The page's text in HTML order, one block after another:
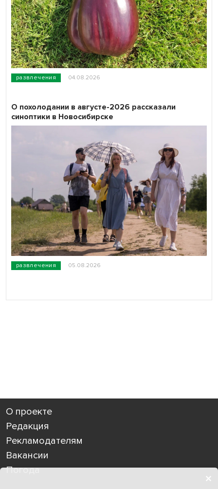
развлечения 04.08.2026
развлечения 05.08.2026
О похолодании в августе-2026 рассказали
синоптики в Новосибирске
О проекте
Редакция
Рекламодателям
Вакансии
Погода